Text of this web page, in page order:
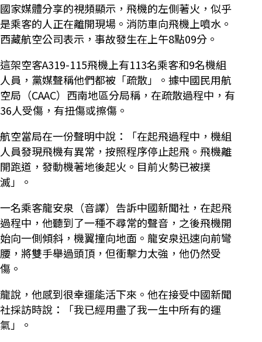
國家媒體分享的視頻顯示，飛機的左側著火，似乎
是乘客的人正在離開現場。消防車向飛機上噴水。
西藏航空公司表示，事故發生在上午8點09分。
這架空客A319-115飛機上有113名乘客和9名機組
人員，黨媒聲稱他們都被「疏散」。據中國民用航
空局（CAAC）西南地區分局稱，在疏散過程中，有
36人受傷，有扭傷或擦傷。
航空當局在一份聲明中說：「在起飛過程中，機組
人員發現飛機有異常，按照程序停止起飛。飛機離
開跑道，發動機著地後起火。目前火勢已被撲
滅」。
一名乘客龍安泉（音譯）告訴中國新聞社，在起飛
過程中，他聽到了一種不尋常的聲音，之後飛機開
始向一側傾斜，機翼撞向地面。龍安泉迅速向前彎
腰，將雙手舉過頭頂，但衝擊力太強，他仍然受
傷。
龍說，他感到很幸運能活下來。他在接受中國新聞
社採訪時說：「我已經用盡了我一生中所有的運
氣」。